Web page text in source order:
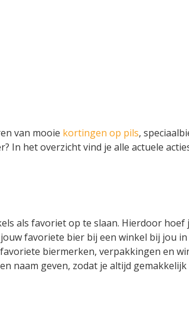
van mooie kortingen op pils,
In het overzicht vind je alle actuele
als favoriet op te slaan. Hierdoor hoef
favoriete bier bij een winkel bij jou in
biermerken, verpakkingen en
naam geven, zodat je altijd gemakkelijk